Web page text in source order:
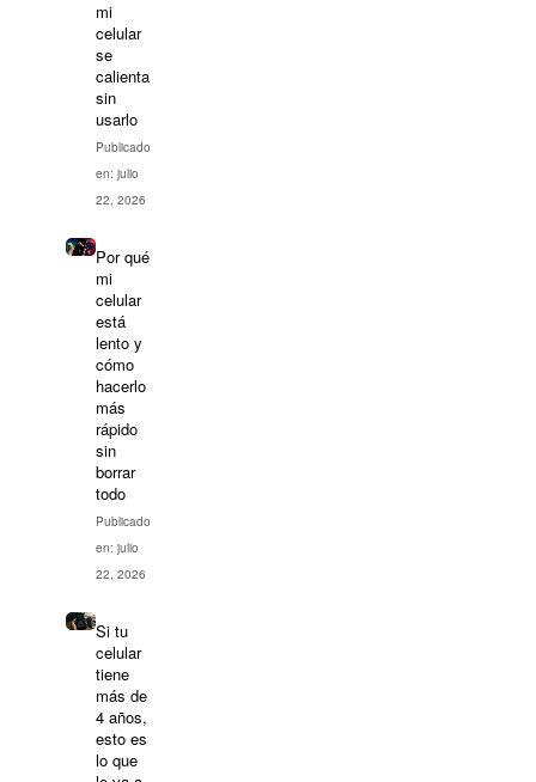
mi
celular
se
calienta
sin
usarlo
Publicado
en: julio
22, 2026
Por qué
mi
celular
está
lento y
cómo
hacerlo
más
rápido
sin
borrar
todo
Publicado
en: julio
22, 2026
Si tu
celular
tiene
más de
4 años,
esto es
lo que